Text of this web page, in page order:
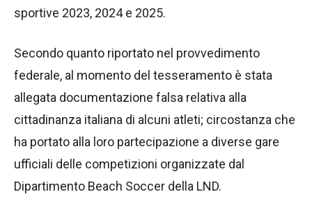
sportive 2023, 2024 e 2025.
Secondo quanto riportato nel provvedimento
federale, al momento del tesseramento è stata
allegata documentazione falsa relativa alla
cittadinanza italiana di alcuni atleti; circostanza che
ha portato alla loro partecipazione a diverse gare
ufficiali delle competizioni organizzate dal
Dipartimento Beach Soccer della LND.